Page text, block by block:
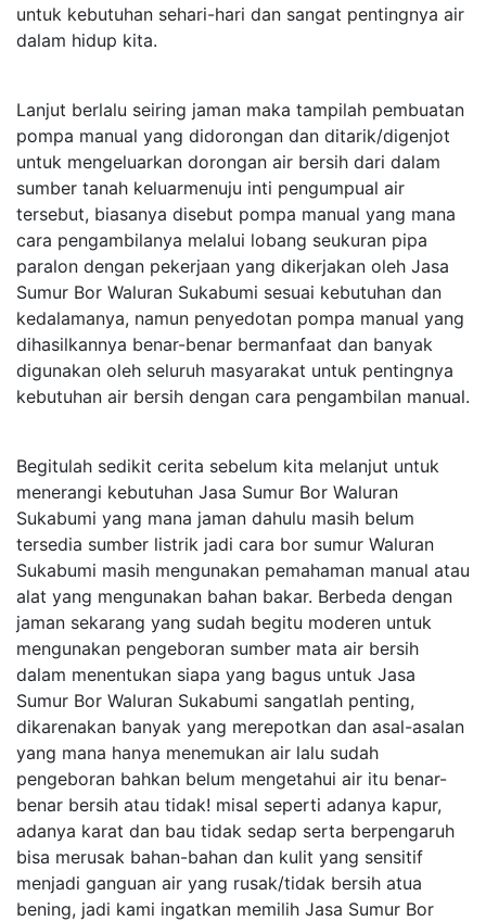
untuk kebutuhan sehari-hari dan sangat pentingnya air
dalam hidup kita.
Lanjut berlalu seiring jaman maka tampilah pembuatan
pompa manual yang didorongan dan ditarik/digenjot
untuk mengeluarkan dorongan air bersih dari dalam
sumber tanah keluarmenuju inti pengumpual air
tersebut, biasanya disebut pompa manual yang mana
cara pengambilanya melalui lobang seukuran pipa
paralon dengan pekerjaan yang dikerjakan oleh Jasa
Sumur Bor Waluran Sukabumi sesuai kebutuhan dan
kedalamanya, namun penyedotan pompa manual yang
dihasilkannya benar-benar bermanfaat dan banyak
digunakan oleh seluruh masyarakat untuk pentingnya
kebutuhan air bersih dengan cara pengambilan manual.
Begitulah sedikit cerita sebelum kita melanjut untuk
menerangi kebutuhan Jasa Sumur Bor Waluran
Sukabumi yang mana jaman dahulu masih belum
tersedia sumber listrik jadi cara bor sumur Waluran
Sukabumi masih mengunakan pemahaman manual atau
alat yang mengunakan bahan bakar. Berbeda dengan
jaman sekarang yang sudah begitu moderen untuk
mengunakan pengeboran sumber mata air bersih
dalam menentukan siapa yang bagus untuk Jasa
Sumur Bor Waluran Sukabumi sangatlah penting,
dikarenakan banyak yang merepotkan dan asal-asalan
yang mana hanya menemukan air lalu sudah
pengeboran bahkan belum mengetahui air itu benar-
benar bersih atau tidak! misal seperti adanya kapur,
adanya karat dan bau tidak sedap serta berpengaruh
bisa merusak bahan-bahan dan kulit yang sensitif
menjadi ganguan air yang rusak/tidak bersih atua
bening, jadi kami ingatkan memilih Jasa Sumur Bor